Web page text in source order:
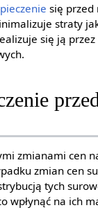
się przed
straty
się ją
zmianami cen
zmian cen
tych
wpłynąć na ich